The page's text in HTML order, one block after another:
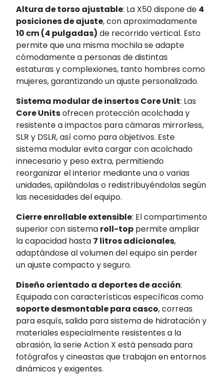
Altura de torso ajustable: La X50 dispone de 4
posiciones de ajuste, con aproximadamente
10 cm (4 pulgadas) de recorrido vertical. Esto
permite que una misma mochila se adapte
cómodamente a personas de distintas
estaturas y complexiones, tanto hombres como
mujeres, garantizando un ajuste personalizado.
Sistema modular de insertos Core Unit: Las
Core Unitsofrecen protección acolchada y
resistente a impactos para cámaras mirrorless,
SLR y DSLR, así como para objetivos. Este
sistema modular evita cargar con acolchado
innecesario y peso extra, permitiendo
reorganizar el interior mediante una o varias
unidades, apilándolas o redistribuyéndolas según
las necesidades del equipo.
Cierre enrollable extensible: El compartimento
superior con sistema roll-top permite ampliar
la capacidad hasta 7 litros adicionales,
adaptándose al volumen del equipo sin perder
un ajuste compacto y seguro.
Diseño orientado a deportes de acción:
Equipada con características específicas como
soporte desmontable para casco, correas
para esquís, salida para sistema de hidratación y
materiales especialmente resistentes a la
abrasión, la serie Action X está pensada para
fotógrafos y cineastas que trabajan en entornos
dinámicos y exigentes.